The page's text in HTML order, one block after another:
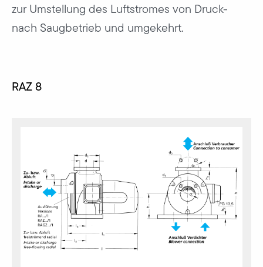
zur Umstellung des Luftstromes von Druck-
nach Saugbetrieb und umgekehrt.
RAZ 8